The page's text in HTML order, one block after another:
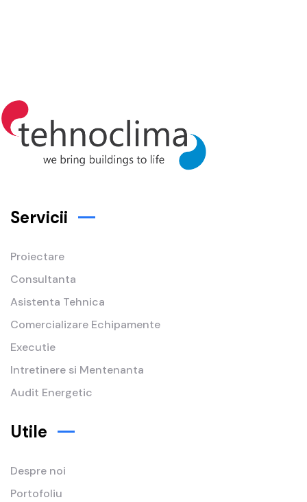
Servicii
Proiectare
Consultanta
Asistenta Tehnica
Comercializare Echipamente
Executie
Intretinere si Mentenanta
Audit Energetic
Utile
Despre noi
Portofoliu